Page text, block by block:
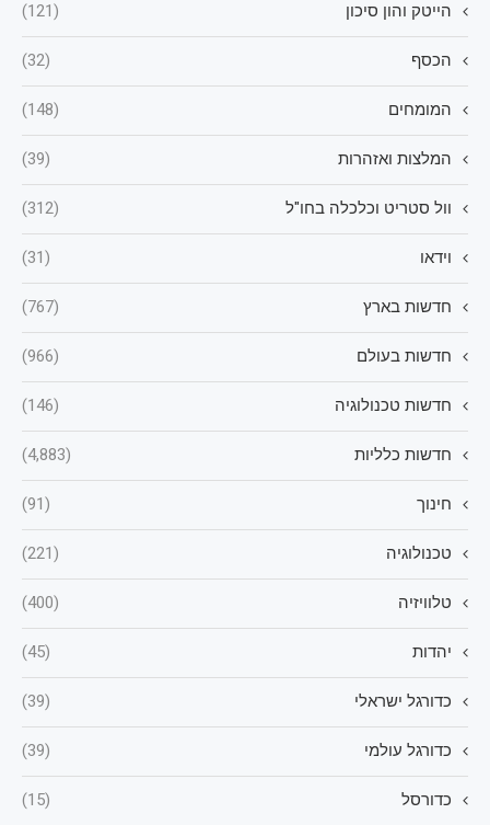
הייטק והון סיכון (121)
הכסף (32)
המומחים (148)
המלצות ואזהרות (39)
וול סטריט וכלכלה בחו"ל (312)
וידאו (31)
חדשות בארץ (767)
חדשות בעולם (966)
חדשות טכנולוגיה (146)
חדשות כלליות (4,883)
חינוך (91)
טכנולוגיה (221)
טלוויזיה (400)
יהדות (45)
כדורגל ישראלי (39)
כדורגל עולמי (39)
כדורסל (15)